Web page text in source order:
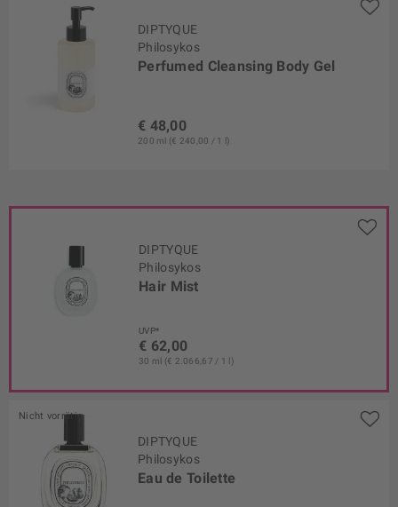
DIPTYQUE
Philosykos
Perfumed Cleansing Body Gel
€ 48,00
200 ml (€ 240,00 / 1 l)
DIPTYQUE
Philosykos
Hair Mist
UVP*
€ 62,00
30 ml (€ 2.066,67 / 1 l)
Nicht vorrätig
DIPTYQUE
Philosykos
Eau de Toilette